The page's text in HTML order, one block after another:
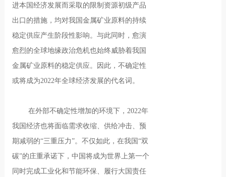
进本国经济发展而采取的限制资源初级产品
出口的措施，均对我国金属矿业原料的持续
稳定供应产生阶段性影响。与此同时，愈演
愈烈的全球地缘政治危机也始终威胁着我国
金属矿业原料的稳定供应。因此，不确定性
或将成为2022年全球经济发展的代名词。
在外部不确定性增加的环境下，2022年
我国经济也将面临需求收缩、供给冲击、预
期减弱的“三重压力”。不仅如此，在我国“双
碳”的庄重承诺下，中国将成为世界上第一个
同时完成工业化和节能环保、履行大国责任